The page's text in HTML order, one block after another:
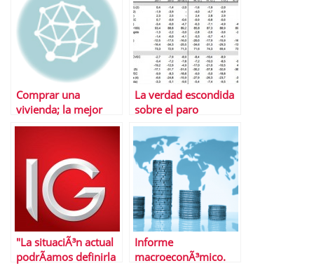
Comprar una
vivienda; la mejor
forma de perder
La verdad escondida
sobre el paro
"La situaciÃ³n actual
podrÃ­amos definirla
Informe
macroeconÃ³mico.